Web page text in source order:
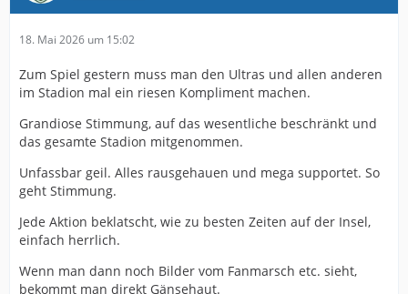
18. Mai 2026 um 15:02
Zum Spiel gestern muss man den Ultras und allen anderen
im Stadion mal ein riesen Kompliment machen.
Grandiose Stimmung, auf das wesentliche beschränkt und
das gesamte Stadion mitgenommen.
Unfassbar geil. Alles rausgehauen und mega supportet. So
geht Stimmung.
Jede Aktion beklatscht, wie zu besten Zeiten auf der Insel,
einfach herrlich.
Wenn man dann noch Bilder vom Fanmarsch etc. sieht,
bekommt man direkt Gänsehaut.